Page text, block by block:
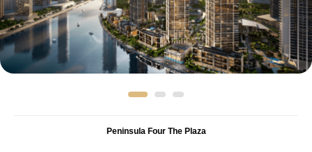
Peninsula Four The Plaza